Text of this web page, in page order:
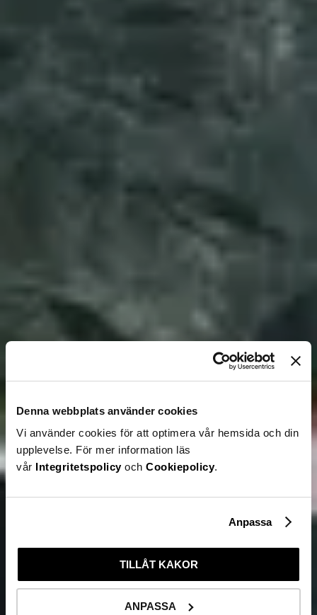
Denna webbplats använder cookies
Vi använder cookies för att optimera vår hemsida och din
upplevelse. För mer information läs
vår Integritetspolicy och Cookiepolicy.
Anpassa
TILLÅT KAKOR
ANPASSA